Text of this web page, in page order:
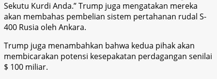
Sekutu Kurdi Anda.” Trump juga mengatakan mereka
akan membahas pembelian sistem pertahanan rudal S-
400 Rusia oleh Ankara.
Trump juga menambahkan bahwa kedua pihak akan
membicarakan potensi kesepakatan perdagangan senilai
$ 100 miliar.